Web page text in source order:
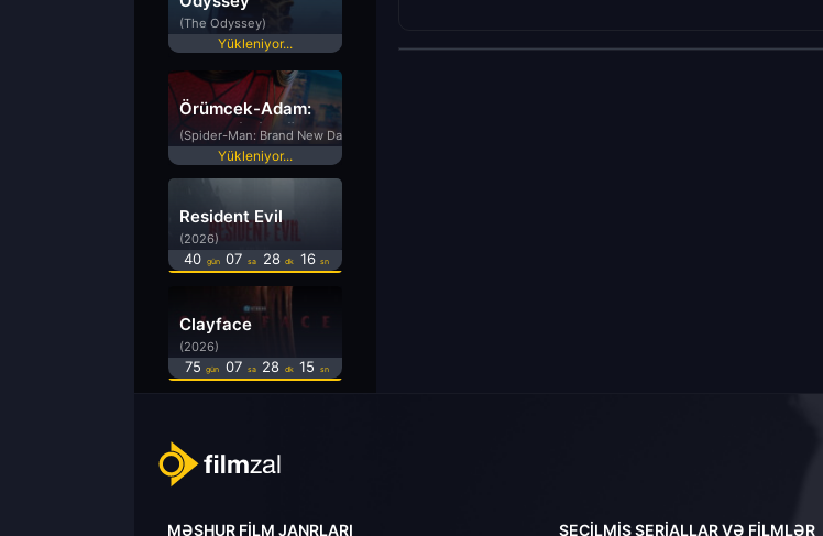
(The Odyssey)
Yükleniyor...
Örümcek-Adam:
Yepyeni Bir Gün
(Spider-Man: Brand New Day)
Yükleniyor...
Resident Evil
(2026)
40 gün 07 sa 28 dk 15 sn
Clayface
(2026)
75 gün 07 sa 28 dk 14 sn
MƏŞHUR FILM JANRLARI SEÇILMIŞ SERIALLAR VƏ FILMLƏR